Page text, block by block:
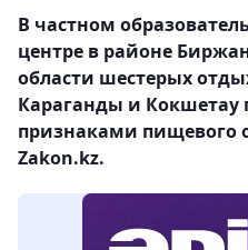
В частном
центре в районе
области шестерых
Караганды и Кокшетау
признаками пищевого
Zakon.kz.